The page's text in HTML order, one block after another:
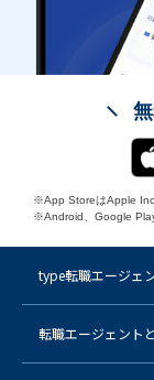
※App StoreはApple
※Android、Google
type転職エージェ
転職エージェント